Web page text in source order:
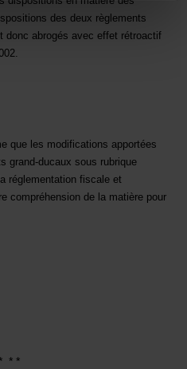
et notrePolitique de
des deux règlements
donc abrogés avec effet rétroactif
que les modifications apportées
grand-ducaux sous rubrique
réglementation fiscale et
compréhension de la matière pour
* * *